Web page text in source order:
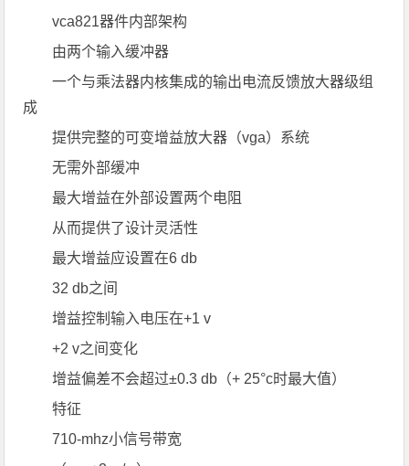
vca821器件内部架构
由两个输入缓冲器
一个与乘法器内核集成的输出电流反馈放大器级组
成
提供完整的可变增益放大器（vga）系统
无需外部缓冲
最大增益在外部设置两个电阻
从而提供了设计灵活性
最大增益应设置在6 db
32 db之间
增益控制输入电压在+1 v
+2 v之间变化
增益偏差不会超过±0.3 db（+ 25°c时最大值）
特征
710-mhz小信号带宽